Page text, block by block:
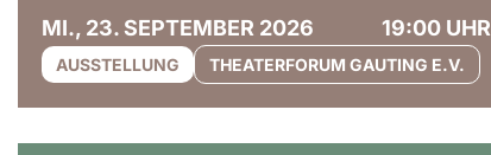
MI., 23. SEPTEMBER 2026 19:00 UHR
AUSSTELLUNG THEATERFORUM GAUTING E.V.